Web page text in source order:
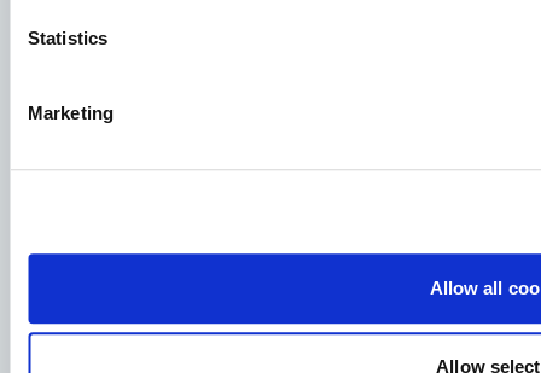
Statistics
Marketing
Allow all
Allow
Allervej 130, 6070 Christiansfeld, Danemarca